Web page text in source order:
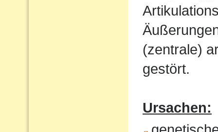
(zentrale)
gestört.
Ursachen: